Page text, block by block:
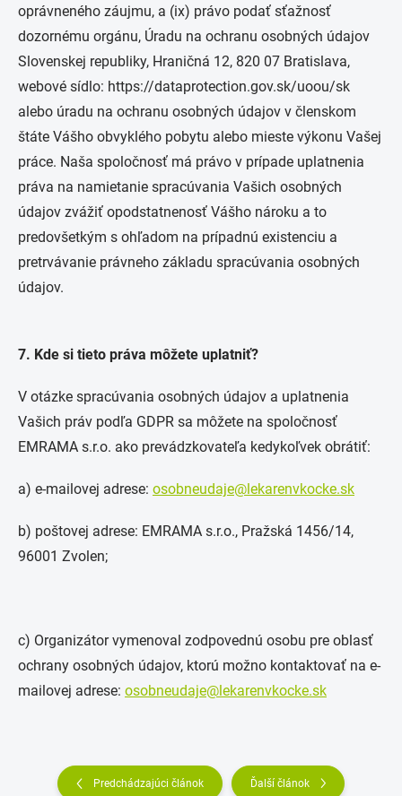
oprávneného záujmu, a (ix) právo podať sťažnosť
dozornému orgánu, Úradu na ochranu osobných údajov
Slovenskej republiky, Hraničná 12, 820 07 Bratislava,
webové sídlo: https://dataprotection.gov.sk/uoou/sk
alebo úradu na ochranu osobných údajov v členskom
štáte Vášho obvyklého pobytu alebo mieste výkonu Vašej
práce. Naša spoločnosť má právo v prípade uplatnenia
práva na namietanie spracúvania Vašich osobných
údajov zvážiť opodstatnenosť Vášho nároku a to
predovšetkým s ohľadom na prípadnú existenciu a
pretrvávanie právneho základu spracúvania osobných
údajov.
7. Kde si tieto práva môžete uplatniť?
V otázke spracúvania osobných údajov a uplatnenia
Vašich práv podľa GDPR sa môžete na spoločnosť
EMRAMA s.r.o. ako prevádzkovateľa kedykoľvek obrátiť:
a) e-mailovej adrese: osobneudaje@lekarenvkocke.sk
b) poštovej adrese: EMRAMA s.r.o., Pražská 1456/14,
96001 Zvolen;
c) Organizátor vymenoval zodpovednú osobu pre oblasť
ochrany osobných údajov, ktorú možno kontaktovať na e-
mailovej adrese: osobneudaje@lekarenvkocke.sk
Predchádzajúci článok Ďalší článok